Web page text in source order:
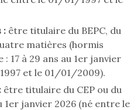
: être titulaire du BEPC, du
matières (hormis
17 à 29 ans au 1er janvier
et le 01/01/2009).
être titulaire du CEP ou du
1er janvier 2026 (né entre le